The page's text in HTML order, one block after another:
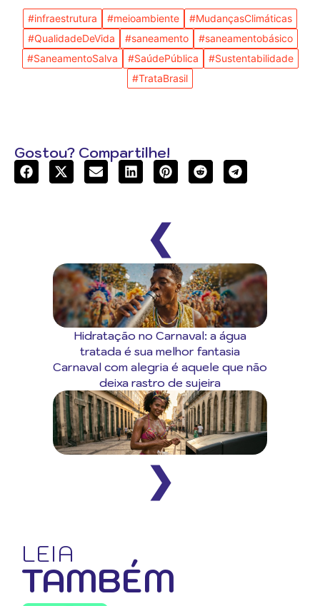
#infraestrutura #meioambiente
#MudançasClimáticas
#QualidadeDeVida
#saneamento
#saneamentobásico
#SaneamentoSalva
#SaúdePública
#Sustentabilidade
#TrataBrasil
Gostou? Compartilhe!
❮
Hidratação no Carnaval: a água
tratada é sua melhor fantasia
Carnaval com alegria é aquele que não
deixa rastro de sujeira
❯
LEIA
TAMBÉM